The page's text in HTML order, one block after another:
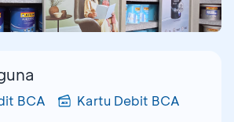
BCA Kartu Debit BCA